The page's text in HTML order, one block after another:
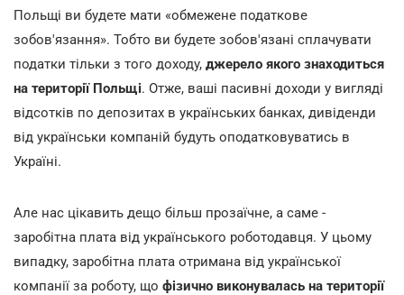
Польщі ви будете мати «обмежене податкове
зобов'язання». Тобто ви будете зобов'язані сплачувати
податки тільки з того доходу, джерело якого знаходиться
на території Польщі. Отже, ваші пасивні доходи у вигляді
відсотків по депозитах в українських банках, дивіденди
від українськи компаній будуть оподатковуватись в
Україні.
Але нас цікавить дещо більш прозаїчне, а саме -
заробітна плата від українського роботодавця. У цьому
випадку, заробітна плата отримана від української
компанії за роботу, що фізично виконувалась на території